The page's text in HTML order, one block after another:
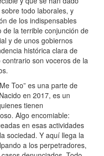
todo laborales, y
de los indispensables
la terrible conjunción de
y de unos gobiernos
histórica clara de
son voceros de la
Too” es una parte de
en 2017, es un
tienen
Algo encomiable:
en esas actividades
sociedad. Y aquí llega la
a los perpetradores,